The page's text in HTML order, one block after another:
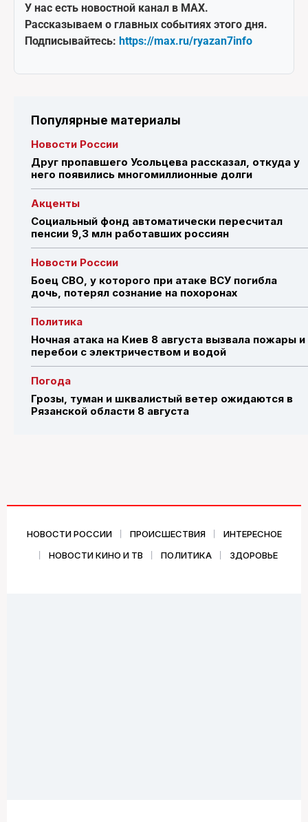
У нас есть новостной канал в MAX.
Рассказываем о главных событиях этого дня.
Подписывайтесь: https://max.ru/ryazan7info
Популярные материалы
Новости России
Друг пропавшего Усольцева рассказал, откуда у
него появились многомиллионные долги
Акценты
Социальный фонд автоматически пересчитал
пенсии 9,3 млн работавших россиян
Новости России
Боец СВО, у которого при атаке ВСУ погибла
дочь, потерял сознание на похоронах
Политика
Ночная атака на Киев 8 августа вызвала пожары и
перебои с электричеством и водой
Погода
Грозы, туман и шквалистый ветер ожидаются в
Рязанской области 8 августа
НОВОСТИ РОССИИ ПРОИСШЕСТВИЯ
ИНТЕРЕСНОЕ
НОВОСТИ КИНО И ТВ
ПОЛИТИКА ЗДОРОВЬЕ